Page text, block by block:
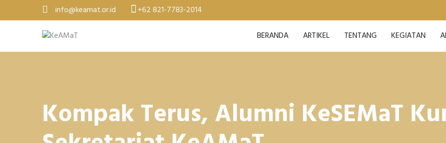
info@keamat.or.id +62 821-7783-2014
BERANDA ARTIKEL TENTANG KEGIATAN
Kompak Terus, Alumni KeSEMaT